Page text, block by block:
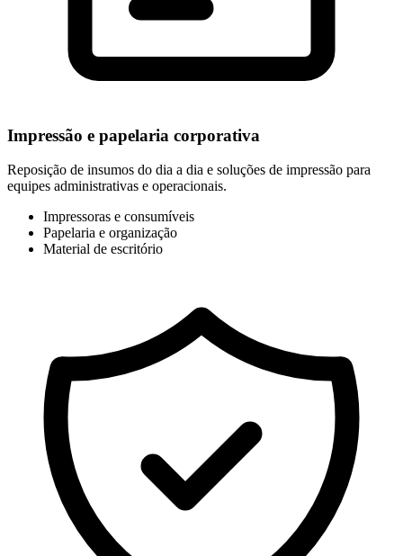
Impressão e papelaria corporativa
Reposição de insumos do dia a dia e soluções de impressão para
equipes administrativas e operacionais.
Impressoras e consumíveis
Papelaria e organização
Material de escritório